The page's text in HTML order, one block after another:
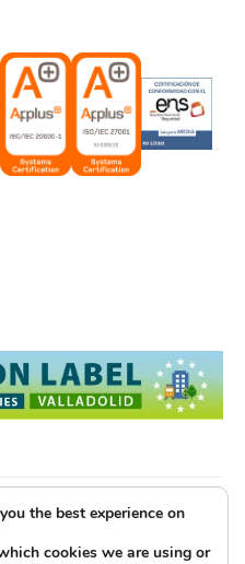
Technologies
the best experience on
cookies we are using or